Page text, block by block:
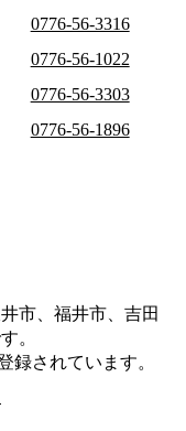
0776-56-3316
0776-56-1022
0776-56-3303
0776-56-1896
市、福井市、吉田
。
録されています。